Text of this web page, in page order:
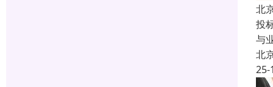
北
投
与
北
25-